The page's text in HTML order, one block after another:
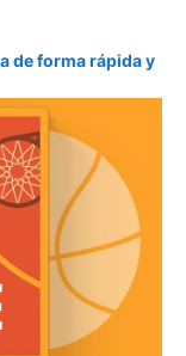
de forma rápida y